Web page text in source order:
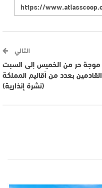
التالي
موجة حر من الخميس إلى السبت
القادمين بعدد من أقاليم المملكة
(نشرة إنذارية)